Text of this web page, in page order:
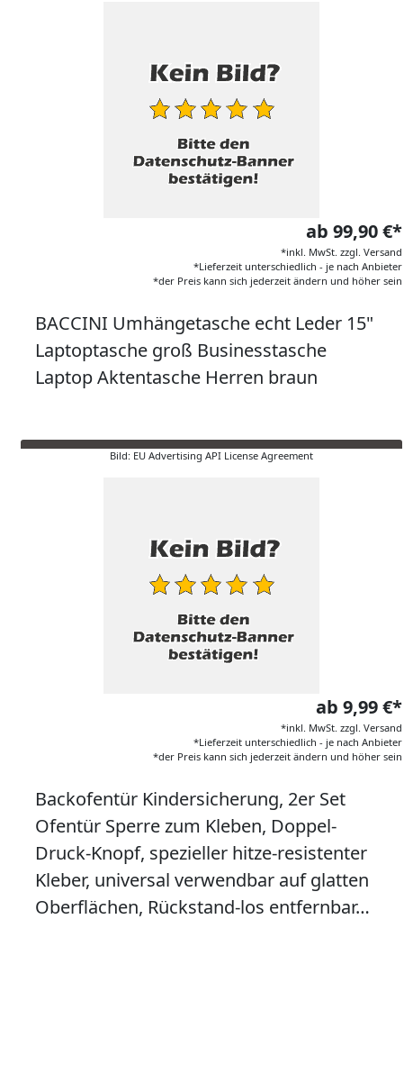
ab 99,90 €*
*inkl. MwSt. zzgl. Versand
*Lieferzeit unterschiedlich - je nach Anbieter
*der Preis kann sich jederzeit ändern und höher sein
BACCINI Umhängetasche echt Leder 15"
Laptoptasche groß Businesstasche
Laptop Aktentasche Herren braun
Bild: EU Advertising API License Agreement
ab 9,99 €*
*inkl. MwSt. zzgl. Versand
*Lieferzeit unterschiedlich - je nach Anbieter
*der Preis kann sich jederzeit ändern und höher sein
Backofentür Kindersicherung, 2er Set
Ofentür Sperre zum Kleben, Doppel-
Druck-Knopf, spezieller hitze-resistenter
Kleber, universal verwendbar auf glatten
Oberflächen, Rückstand-los entfernbar…